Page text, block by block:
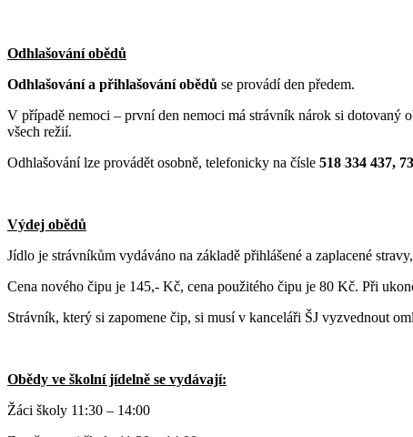
Odhlašování obědů
Odhlašování a přihlašování obědů se provádí den předem.
V případě nemoci – první den nemoci má strávník nárok si
všech režií.
Odhlašování lze provádět osobně, telefonicky na čísle 518 334 437,
Výdej obědů
Jídlo je strávníkům vydáváno na základě přihlášené a zaplacené
Cena nového čipu je 145,- Kč, cena použitého čipu je 80 Kč. Při
Strávník, který si zapomene čip, si musí v kanceláři ŠJ vyzvednout
Obědy ve školní jídelně se vydávají:
Žáci školy 11:30 – 14:00